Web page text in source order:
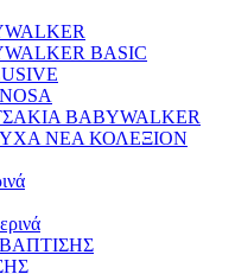
BASIC
BABYWALKER
ΝΕΑ ΚΟΛΕΞΙΟΝ